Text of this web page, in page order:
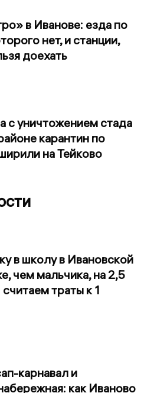
в Иванове: езда по
нет, и станции,
доехать
с уничтожением стада
карантин по
на Тейково
в школу в Ивановской
чем мальчика, на 2,5
траты к 1
карнавал и
как Иваново